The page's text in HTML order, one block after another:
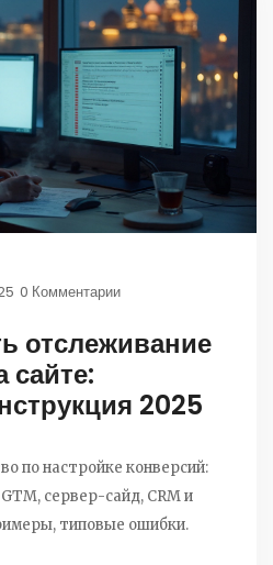
0 Комментарии
отслеживание
сайте:
2025
по настройке конверсий:
сервер-сайд, CRM и
типовые ошибки.